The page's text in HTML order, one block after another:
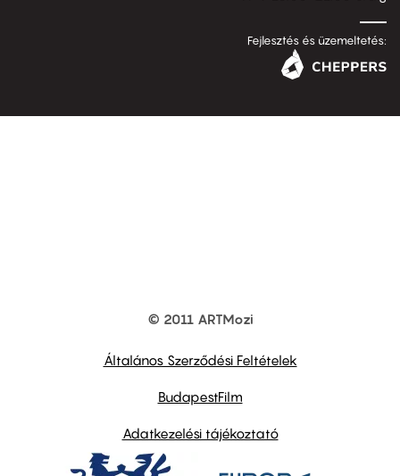
Fejlesztés és üzemeltetés:
© 2011 ARTMozi
Általános Szerződési Feltételek
BudapestFilm
Adatkezelési tájékoztató